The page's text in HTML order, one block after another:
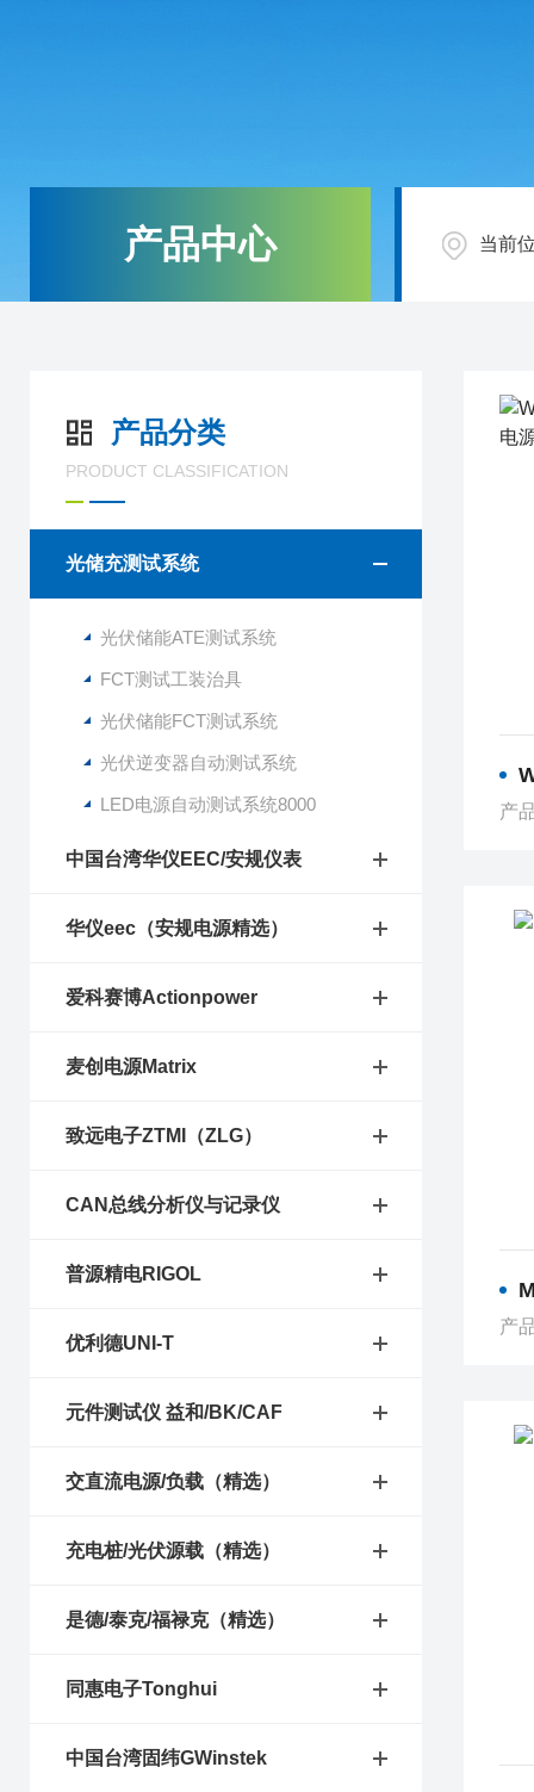
产品中心 当前
产品分类
PRODUCT CLASSIFICATION
光储充测试系统
光伏储能ATE测试系统
FCT测试工装治具
光伏储能FCT测试系统
光伏逆变器自动测试系统
LED电源自动测试系统8000
中国台湾华仪EEC/安规仪表
华仪eec（安规电源精选）
爱科赛博Actionpower
麦创电源Matrix
致远电子ZTMI（ZLG）
CAN总线分析仪与记录仪
普源精电RIGOL
优利德UNI-T
元件测试仪 益和/BK/CAF
交直流电源/负载（精选）
充电桩/光伏源载（精选）
是德/泰克/福禄克（精选）
同惠电子Tonghui
中国台湾固纬GWinstek
产
产